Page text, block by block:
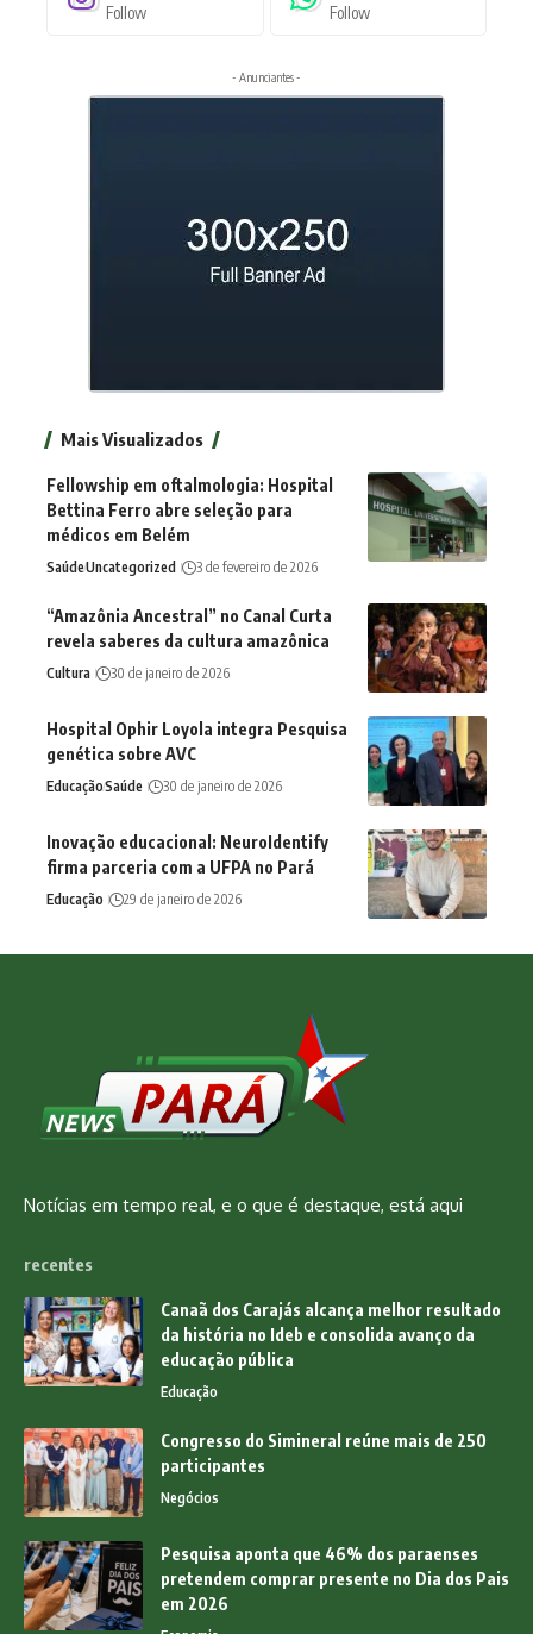
Follow Follow
- Anunciantes -
Mais Visualizados
Fellowship em oftalmologia: Hospital
Bettina Ferro abre seleção para
médicos em Belém
SaúdeUncategorized 3 de fevereiro de 2026
“Amazônia Ancestral” no Canal Curta
revela saberes da cultura amazônica
Cultura 30 de janeiro de 2026
Hospital Ophir Loyola integra Pesquisa
genética sobre AVC
EducaçãoSaúde 30 de janeiro de 2026
Inovação educacional: NeuroIdentify
firma parceria com a UFPA no Pará
Educação 29 de janeiro de 2026
Notícias em tempo real, e o que é destaque, está aqui
recentes
Canaã dos Carajás alcança melhor resultado
da história no Ideb e consolida avanço da
educação pública
Educação
Congresso do Simineral reúne mais de 250
participantes
Negócios
Pesquisa aponta que 46% dos paraenses
pretendem comprar presente no Dia dos Pais
em 2026